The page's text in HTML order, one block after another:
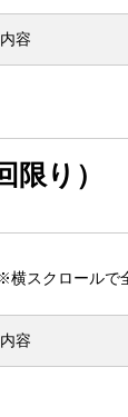
内容
限り）
横スクロールで
内容